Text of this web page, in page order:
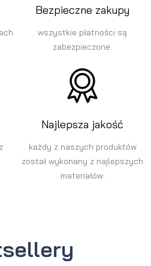
Bezpieczne zakupy
wszystkie płatności są
zabezpieczone.
Najlepsza jakość
każdy z naszych produktów
został wykonany z najlepszych
materiałów.